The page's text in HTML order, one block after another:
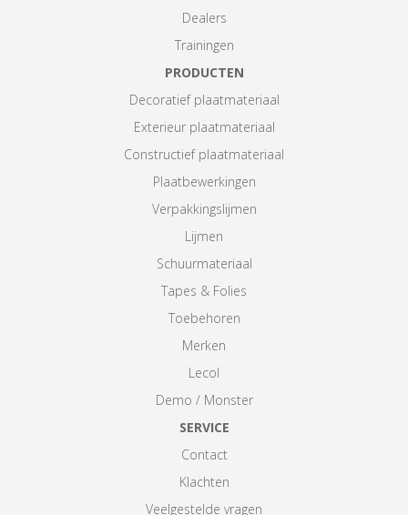
Dealers
Trainingen
PRODUCTEN
Decoratief plaatmateriaal
Exterieur plaatmateriaal
Constructief plaatmateriaal
Plaatbewerkingen
Verpakkingslijmen
Lijmen
Schuurmateriaal
Tapes & Folies
Toebehoren
Merken
Lecol
Demo / Monster
SERVICE
Contact
Klachten
Veelgestelde vragen